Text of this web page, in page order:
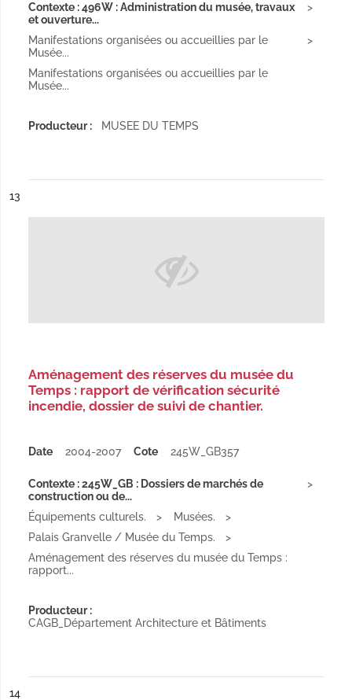
Contexte : 496W : Administration du musée, travaux
et ouverture...
Manifestations organisées ou accueillies par le
Musée...
Manifestations organisées ou accueillies par le
Musée...
Producteur : MUSEE DU TEMPS
n°
13
Aménagement des réserves du musée du
Temps : rapport de vérification sécurité
incendie, dossier de suivi de chantier.
Date 2004-2007 Cote 245W_GB357
Contexte : 245W_GB : Dossiers de marchés de
construction ou de...
Équipements culturels.
Musées.
Palais Granvelle / Musée du Temps.
Aménagement des réserves du musée du Temps :
rapport...
Producteur :
CAGB_Département Architecture et Bâtiments
n°
14